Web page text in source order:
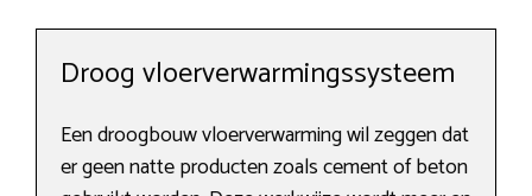
Droog vloerverwarmingssysteem
Een droogbouw vloerverwarming wil zeggen dat
er geen natte producten zoals cement of beton